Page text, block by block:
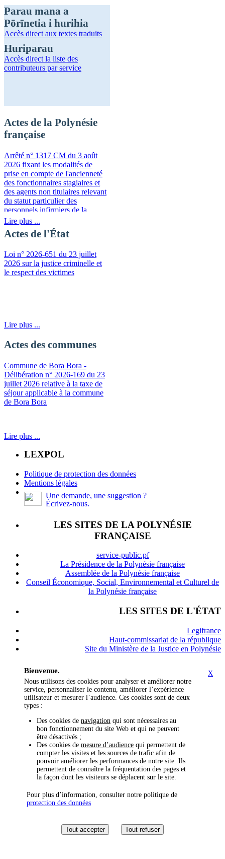
Parau mana a
Pōrīnetia i hurihia
Accès direct aux textes traduits
Huriparau
Accès direct la liste des
contributeurs par service
Actes de la Polynésie
française
Arrêté n° 1317 CM du 3 août
2026 fixant les modalités de
prise en compte de l'ancienneté
des fonctionnaires stagiaires et
des agents non titulaires relevant
du statut particulier des
personnels infirmiers de la
fonction publique de la
Polynésie française
Lire plus ...
Actes de l'État
Loi n° 2026-651 du 23 juillet
2026 sur la justice criminelle et
le respect des victimes
Lire plus ...
Actes des communes
Commune de Bora Bora -
Délibération n° 2026-169 du 23
juillet 2026 relative à la taxe de
séjour applicable à la commune
de Bora Bora
Lire plus ...
LEXPOL
Politique de protection des données
Mentions légales
Une demande, une suggestion ?
Écrivez-nous.
LES SITES DE LA POLYNÉSIE
FRANÇAISE
service-public.pf
La Présidence de la Polynésie française
Assemblée de la Polynésie française
Conseil Économique, Social, Environnemental et Culturel de
la Polynésie française
LES SITES DE L'ÉTAT
Legifrance
Haut-commissariat de la république
Site du Ministère de la Justice en Polynésie
X
Bienvenue.
Nous utilisons des cookies pour analyser et améliorer notre
service, personnaliser le contenu, améliorer l’expérience
utilisateur et mesurer l’audience. Ces cookies sont de deux
types :
Des cookies de navigation qui sont nécessaires au
bon fonctionnement du site Web et qui ne peuvent
être désactivés ;
Des cookies de mesure d’audience qui permettent de
compter les visites et les sources de trafic afin de
pouvoir améliorer les performances de notre site. Ils
permettent de connaître la fréquentation des pages et
la façon dont les visiteurs se déplacent sur le site.
Pour plus d’information, consulter notre politique de
protection des données
Tout accepter Tout refuser